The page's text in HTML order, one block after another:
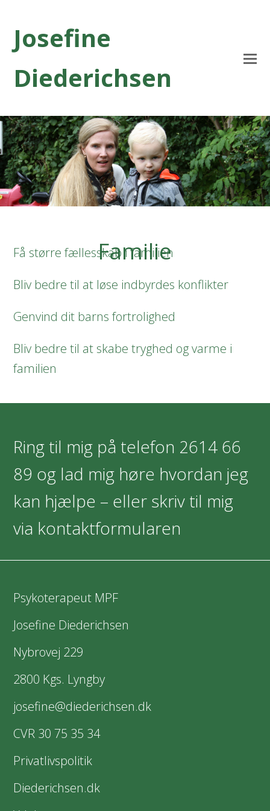
Josefine
Diederichsen
Familie
Få større fællesskab i familien
Bliv bedre til at løse indbyrdes konflikter
Genvind dit barns fortrolighed
Bliv bedre til at skabe tryghed og varme i
familien
Ring til mig på telefon 2614 66
89 og lad mig høre hvordan jeg
kan hjælpe – eller skriv til mig
via kontaktformularen
Psykoterapeut MPF
Josefine Diederichsen
Nybrovej 229
2800 Kgs. Lyngby
josefine@diederichsen.dk
CVR 30 75 35 34
Privatlivspolitik
Diederichsen.dk